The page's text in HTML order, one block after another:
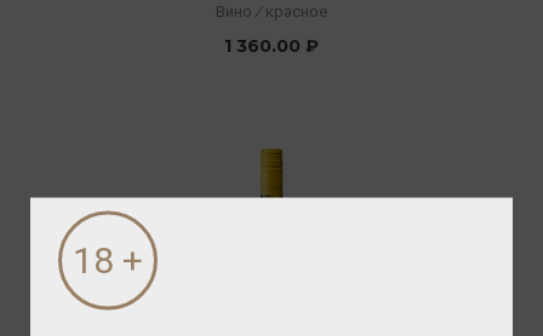
Вино / красное
1 360.00 ₽